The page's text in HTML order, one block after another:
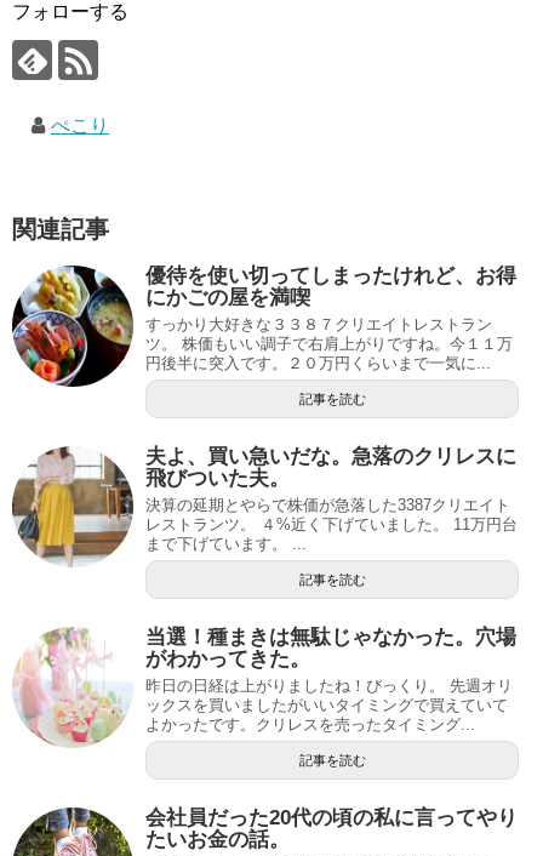
フォローする
ぺこり
関連記事
優待を使い切ってしまったけれど、お得
にかごの屋を満喫
すっかり大好きな３３８７クリエイトレストラン
ツ。 株価もいい調子で右肩上がりですね。今１１万
円後半に突入です。２０万円くらいまで一気に...
記事を読む
夫よ、買い急いだな。急落のクリレスに
飛びついた夫。
決算の延期とやらで株価が急落した3387クリエイト
レストランツ。 ４%近く下げていました。 11万円台
まで下げています。 ...
記事を読む
当選！種まきは無駄じゃなかった。穴場
がわかってきた。
昨日の日経は上がりましたね！びっくり。 先週オリ
ックスを買いましたがいいタイミングで買えていて
よかったです。クリレスを売ったタイミング...
記事を読む
会社員だった20代の頃の私に言ってやり
たいお金の話。